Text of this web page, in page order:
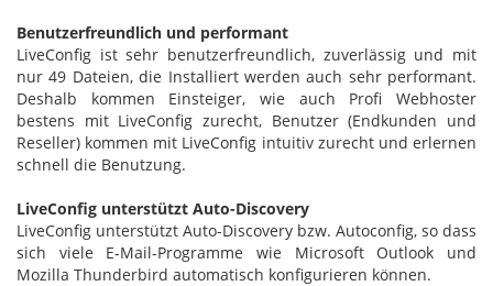
Benutzerfreundlich und performant
LiveConfig ist sehr benutzerfreundlich, zuverlässig und mit
nur 49 Dateien, die Installiert werden auch sehr performant.
Deshalb kommen Einsteiger, wie auch Profi Webhoster
bestens mit LiveConfig zurecht, Benutzer (Endkunden und
Reseller) kommen mit LiveConfig intuitiv zurecht und erlernen
schnell die Benutzung.
LiveConfig unterstützt Auto-Discovery
LiveConfig unterstützt Auto-Discovery bzw. Autoconfig, so dass
sich viele E-Mail-Programme wie Microsoft Outlook und
Mozilla Thunderbird automatisch konfigurieren können.